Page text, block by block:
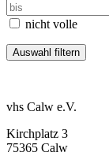
nicht volle
vhs Calw e.V.
Kirchplatz 3
75365 Calw